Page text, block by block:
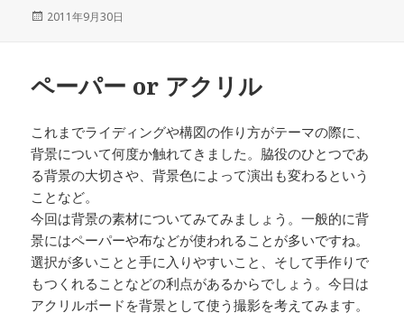
投
2011年9月30日
ペーパー or アクリル
これまでライディングや構図の作り方がテーマの際に、
背景について何度か触れてきました。脇役のひとつであ
る背景の大切さや、背景色によって演出も変わるという
ことなど。
今回は背景の素材についてみてみましょう。一般的に背
景にはペーパーや布などが使われることが多いですね。
選択が多いことと手に入りやすいこと、そして手作りで
もつくれることなどの利点があるからでしょう。今日は
アクリルボードを背景として使う撮影を考えてみます。